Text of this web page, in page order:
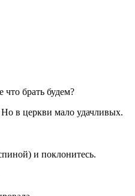
что брать будем?
в церкви мало удачливых.
и поклонитесь.